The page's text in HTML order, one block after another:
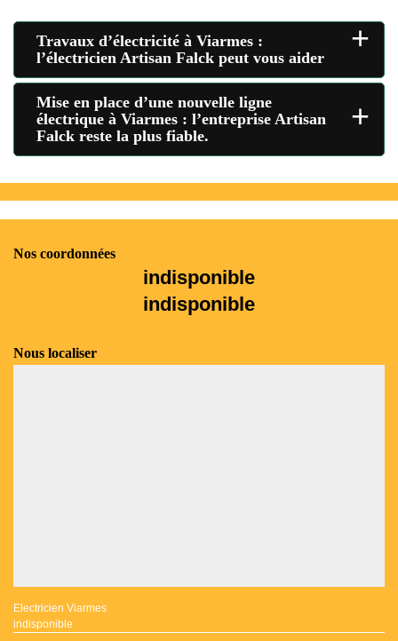
Travaux d’électricité à Viarmes :
l’électricien Artisan Falck peut vous aider
+
Mise en place d’une nouvelle ligne
électrique à Viarmes : l’entreprise Artisan
Falck reste la plus fiable.
+
Nos coordonnées
indisponible
indisponible
Nous localiser
Electricien Viarmes
indisponible